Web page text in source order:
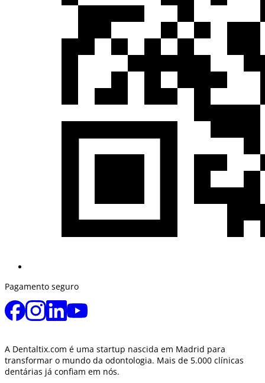
Pagamento seguro
A Dentaltix.com é uma startup nascida em Madrid para
transformar o mundo da odontologia. Mais de 5.000 clínicas
dentárias já confiam em nós.